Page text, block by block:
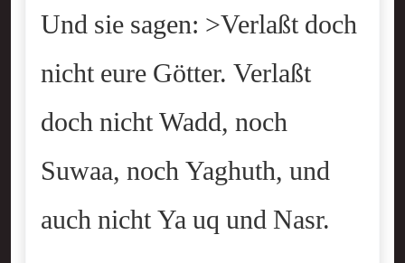
Und sie sagen: >Verlaßt doch
nicht eure Götter. Verlaßt
doch nicht Wadd, noch
Suwaa, noch Yaghuth, und
auch nicht Ya uq und Nasr.